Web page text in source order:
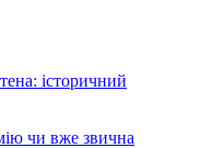
історичний
чи вже звична